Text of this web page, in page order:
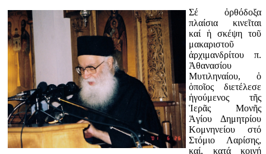
Σέ ὀρθόδοξα
πλαίσια κινεῖται
καί ἡ σκέψη τοῦ
μακαριστοῦ
ἀρχιμανδρίτου π.
Ἀθανασίου
Μυτιληναίου, ὁ
ὁποῖος διετέλεσε
ἡγούμενος τῆς
Ἱερᾶς Μονῆς
Ἁγίου Δημητρίου
Κομνηνείου στό
Στόμιο Λαρίσης,
καί, κατά κοινή